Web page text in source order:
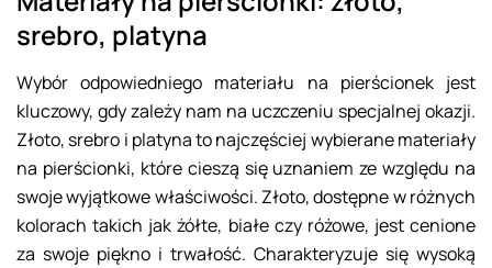
srebro, platyna
Wybór odpowiedniego materiału na pierścionek jest
kluczowy, gdy zależy nam na uczczeniu specjalnej okazji.
Złoto, srebro i platyna to najczęściej wybierane materiały
na pierścionki, które cieszą się uznaniem ze względu na
swoje wyjątkowe właściwości. Złoto, dostępne w różnych
kolorach takich jak żółte, białe czy różowe, jest cenione
za swoje piękno i trwałość. Charakteryzuje się wysoką